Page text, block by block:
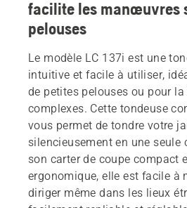
facilite les manœuvres
pelouses
Le modèle LC 137i est une
intuitive et facile à utiliser,
de petites pelouses ou pour
complexes. Cette tondeuse
vous permet de tondre votre
silencieusement en une seule
son carter de coupe compact
ergonomique, elle est facile à
diriger même dans les lieux étroits. Le